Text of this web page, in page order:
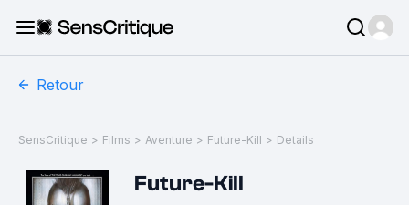
Retour
SensCritique > Films > Aventure > Future-Kill > Details
Future-Kill